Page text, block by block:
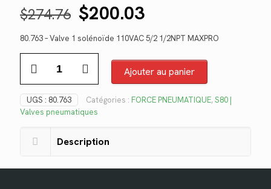
$274.76 Le
prix
initial
était :
$274.76.
$200.03Le
prix
actuel
est :
$200.03.
80.763 – Valve 1 solénoïde 110VAC 5/2 1/2NPT MAXPRO
Ajouter au panier
UGS : 80.763 Catégories : FORCE PNEUMATIQUE,S80 |
Valves pneumatiques
Description